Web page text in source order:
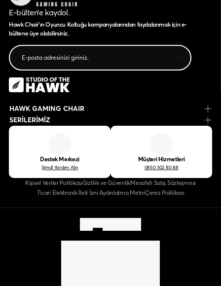
E-bülten’e kaydol.
Hawk Chair'ın Oyuncu Koltuğu kampanyalarından faydalanmak için e-
bültene üye olabilirsiniz.
HAWK GAMING CHAIR
SERİLERİMİZ
Destek Merkezi
Şimdi Yardım Alın
Müşteri Hizmetleri
0850 302 80 88
Kişisel Veriler PolitikasıGizlilik ve GüvenlikMesafeli Satış Sözleşmesi
Ticari Elektronik İleti İzni Aydınlatma MetniÇerez Politikası